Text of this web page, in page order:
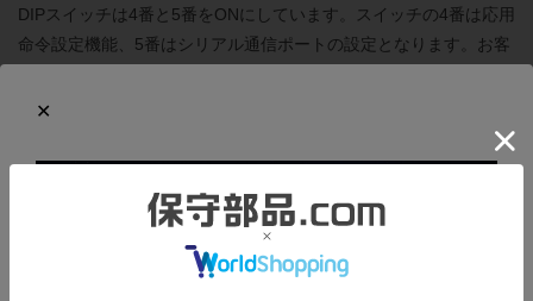
DIPスイッチは4番と5番をONにしています。スイッチの4番は応用
命令設定機能、5番はシリアル通信ポートの設定となります。お客
当社出荷時のプログラムはEND命令のみです。また、システム設
定は電池異常不検知となっておりますので、お客様の使用条件に
合わせて変更をお願いいたします。
新品のバッテリ（C200H-BAT09）を別途ご用意いただく必要があ